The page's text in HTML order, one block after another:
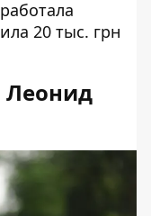
20 тыс. грн
Леонид